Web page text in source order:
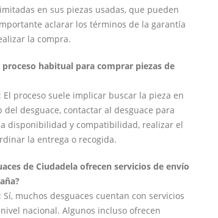
en sus piezas usadas, que pueden
aclarar los términos de la garantía
la compra.
proceso habitual para comprar piezas de
El proceso suele implicar buscar la pieza en
del desguace, contactar al desguace para
disponibilidad y compatibilidad, realizar el
la entrega o recogida.
de Ciudadela ofrecen servicios de envío
Sí, muchos desguaces cuentan con servicios
nacional. Algunos incluso ofrecen